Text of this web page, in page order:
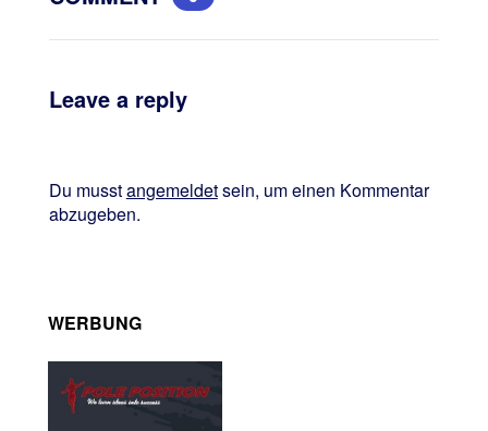
Leave a reply
Du musstangemeldetsein, um einen Kommentar
abzugeben.
WERBUNG